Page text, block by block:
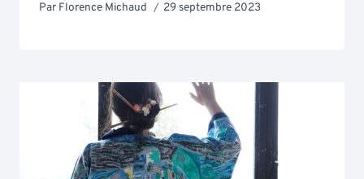
Par Florence Michaud 29 septembre 2023